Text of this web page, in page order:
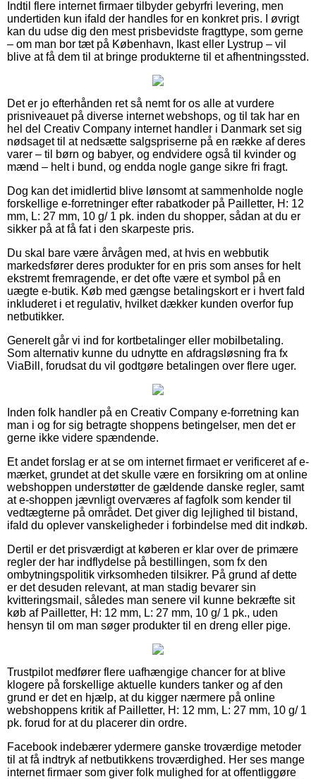
Indtil flere internet firmaer tilbyder gebyrfri levering, men
undertiden kun ifald der handles for en konkret pris. I øvrigt
kan du udse dig den mest prisbevidste fragttype, som gerne
– om man bor tæt på København, Ikast eller Lystrup – vil
blive at få dem til at bringe produkterne til et afhentningssted.
Det er jo efterhånden ret så nemt for os alle at vurdere
prisniveauet på diverse internet webshops, og til tak har en
hel del Creativ Company internet handler i Danmark set sig
nødsaget til at nedsætte salgspriserne på en række af deres
varer – til børn og babyer, og endvidere også til kvinder og
mænd – helt i bund, og endda nogle gange sikre fri fragt.
Dog kan det imidlertid blive lønsomt at sammenholde nogle
forskellige e-forretninger efter rabatkoder på Pailletter, H: 12
mm, L: 27 mm, 10 g/ 1 pk. inden du shopper, sådan at du er
sikker på at få fat i den skarpeste pris.
Du skal bare være årvågen med, at hvis en webbutik
markedsfører deres produkter for en pris som anses for helt
ekstremt fremragende, er det ofte være et symbol på en
uægte e-butik. Køb med gængse betalingskort er i hvert fald
inkluderet i et regulativ, hvilket dækker kunden overfor fup
netbutikker.
Generelt går vi ind for kortbetalinger eller mobilbetaling.
Som alternativ kunne du udnytte en afdragsløsning fra fx
ViaBill, forudsat du vil godtgøre betalingen over flere uger.
Inden folk handler på en Creativ Company e-forretning kan
man i og for sig betragte shoppens betingelser, men det er
gerne ikke videre spændende.
Et andet forslag er at se om internet firmaet er verificeret af e-
mærket, grundet at det skulle være en forsikring om at online
webshoppen understøtter de gældende danske regler, samt
at e-shoppen jævnligt overværes af fagfolk som kender til
vedtægterne på området. Det giver dig lejlighed til bistand,
ifald du oplever vanskeligheder i forbindelse med dit indkøb.
Dertil er det prisværdigt at køberen er klar over de primære
regler der har indflydelse på bestillingen, som fx den
ombytningspolitik virksomheden tilsikrer. På grund af dette
er det desuden relevant, at man stadig bevarer sin
kvitteringsmail, således man senere vil kunne bekræfte sit
køb af Pailletter, H: 12 mm, L: 27 mm, 10 g/ 1 pk., uden
hensyn til om man søger produkter til en dreng eller pige.
Trustpilot medfører flere uafhængige chancer for at blive
klogere på forskellige aktuelle kunders tanker og af den
grund er det en hjælp, at du kigger nærmere på online
webshoppens kritik af Pailletter, H: 12 mm, L: 27 mm, 10 g/ 1
pk. forud for at du placerer din ordre.
Facebook indebærer ydermere ganske troværdige metoder
til at få indtryk af netbutikkens troværdighed. Her ses mange
internet firmaer som giver folk mulighed for at offentliggøre